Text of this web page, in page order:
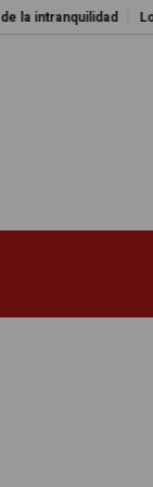
Los amos